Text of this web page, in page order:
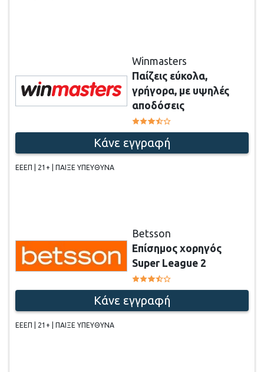
Winmasters
Παίζεις εύκολα,
γρήγορα, με υψηλές
αποδόσεις
Κάνε εγγραφή
ΕΕΕΠ | 21+ | ΠΑΙΞΕ ΥΠΕΥΘΥΝΑ
Betsson
Επίσημος χορηγός
Super League 2
Κάνε εγγραφή
ΕΕΕΠ | 21+ | ΠΑΙΞΕ ΥΠΕΥΘΥΝΑ